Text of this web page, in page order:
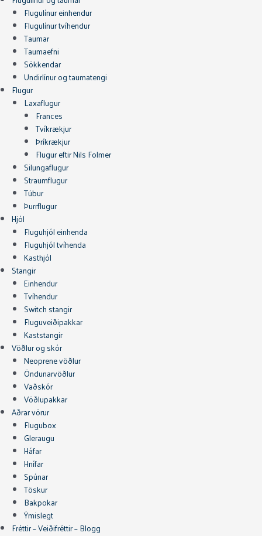
Flugulínur einhendur
Flugulínur tvíhendur
Taumar
Taumaefni
Sökkendar
Undirlínur og taumatengi
Flugur
Laxaflugur
Frances
Tvíkrækjur
Þríkrækjur
Flugur eftir Nils Folmer
Silungaflugur
Straumflugur
Túbur
Þurrflugur
Hjól
Fluguhjól einhenda
Fluguhjól tvíhenda
Kasthjól
Stangir
Einhendur
Tvíhendur
Switch stangir
Fluguveiðipakkar
Kaststangir
Vöðlur og skór
Neoprene vöðlur
Öndunarvöðlur
Vaðskór
Vöðlupakkar
Aðrar vörur
Flugubox
Gleraugu
Háfar
Hnífar
Spúnar
Töskur
Bakpokar
Ýmislegt
Fréttir – Veiðifréttir – Blogg